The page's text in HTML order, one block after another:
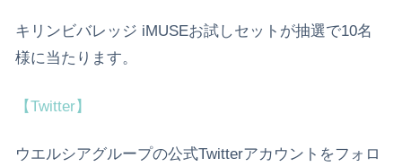
キリンビバレッジ iMUSEお試しセットが抽選で10名
様に当たります。
【Twitter】
ウエルシアグループの公式Twitterアカウントをフォロ